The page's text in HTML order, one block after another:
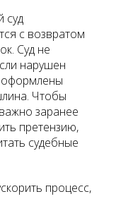
суд
с возвратом
Суд не
нарушен
оформлены
Чтобы
заранее
претензию,
судебные
процесс,